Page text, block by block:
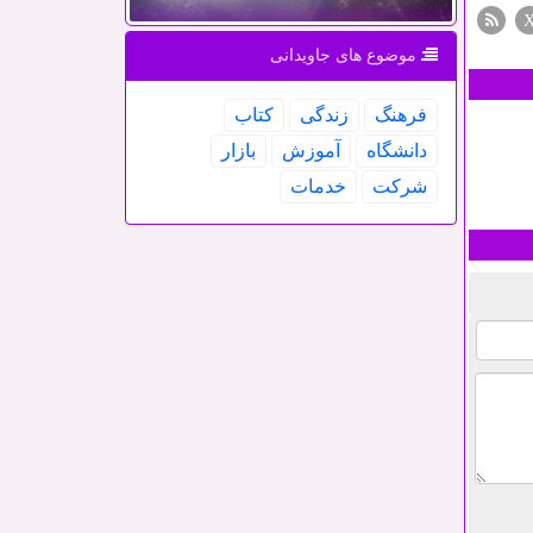
موضوع های جاویدانی
فرهنگ زندگی
كتاب
دانشگاه
آموزش
بازار
شركت
خدمات